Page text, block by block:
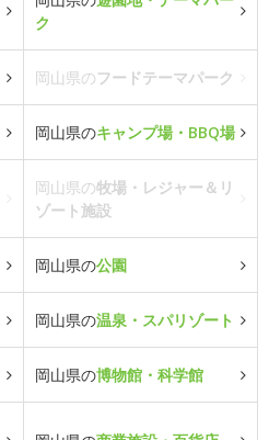
ク
岡山県のフードテーマパーク
岡山県のキャンプ場・BBQ場
岡山県の牧場・レジャー＆リ
ゾート施設
岡山県の公園
岡山県の温泉・スパリゾート
岡山県の博物館・科学館